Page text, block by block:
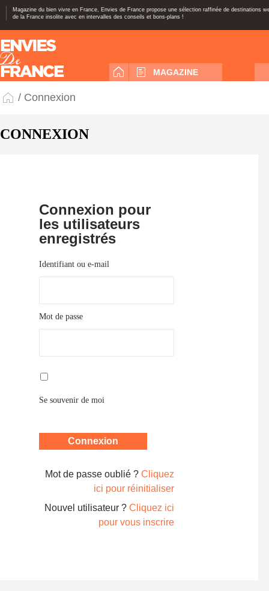
Magazine du bien vivre en France, Envies de France propose une sélection raffinée de destinations
de la France insolite avec en intervalles des conseils et bons-plans !
MAGAZINE
/ Connexion
CONNEXION
Connexion pour
les utilisateurs
enregistrés
Identifiant ou e-mail
Mot de passe
Se souvenir de moi
Mot de passe oublié ? Cliquez
ici pour réinitialiser
Nouvel utilisateur ? Cliquez ici
pour vous inscrire